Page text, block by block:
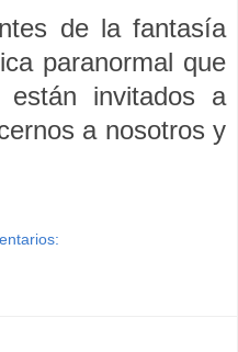
de la fantasía
paranormal que
están invitados a
a nosotros y